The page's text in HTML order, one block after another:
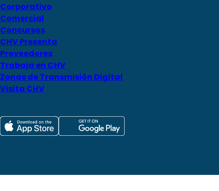
Corporativo
Comercial
Concursos
CHV Presenta
Proveedores
Trabaja en CHV
Zonas de Transmisión Digital
Visita CHV